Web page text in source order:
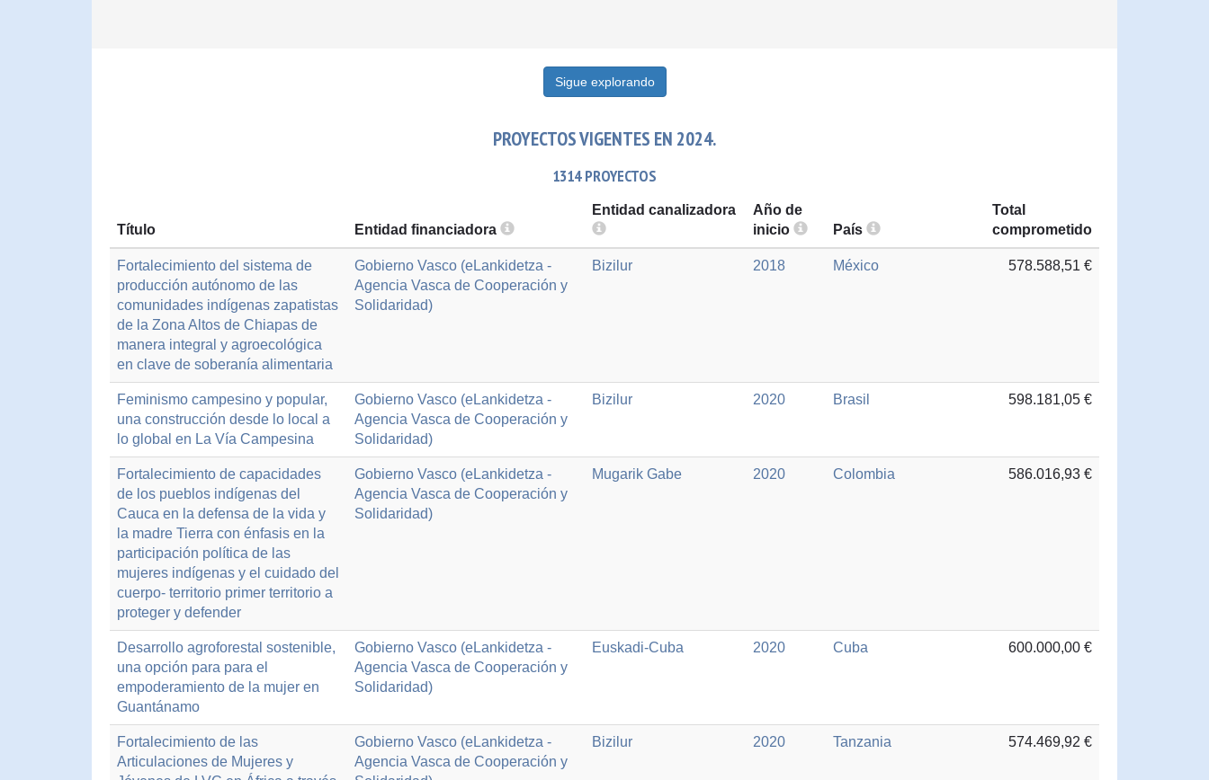
Sigue explorando
PROYECTOS VIGENTES EN 2024.
1314 PROYECTOS
Título Entidad financiadora
Entidad canalizadora
Año de
inicio
País
Total
comprometido
Fortalecimiento del sistema de
producción autónomo de las
comunidades indígenas zapatistas
de la Zona Altos de Chiapas de
manera integral y agroecológica
en clave de soberanía alimentaria
Gobierno Vasco (eLankidetza -
Agencia Vasca de Cooperación y
Solidaridad)
Bizilur 2018 México 578.588,51 €
Feminismo campesino y popular,
una construcción desde lo local a
lo global en La Vía Campesina
Gobierno Vasco (eLankidetza -
Agencia Vasca de Cooperación y
Solidaridad)
Bizilur 2020 Brasil 598.181,05 €
Fortalecimiento de capacidades
de los pueblos indígenas del
Cauca en la defensa de la vida y
la madre Tierra con énfasis en la
participación política de las
mujeres indígenas y el cuidado del
cuerpo- territorio primer territorio a
proteger y defender
Gobierno Vasco (eLankidetza -
Agencia Vasca de Cooperación y
Solidaridad)
Mugarik Gabe 2020 Colombia 586.016,93 €
Desarrollo agroforestal sostenible,
una opción para para el
empoderamiento de la mujer en
Guantánamo
Gobierno Vasco (eLankidetza -
Agencia Vasca de Cooperación y
Solidaridad)
Euskadi-Cuba 2020 Cuba 600.000,00 €
Fortalecimiento de las
Articulaciones de Mujeres y
Gobierno Vasco (eLankidetza -
Agencia Vasca de Cooperación y
Bizilur 2020 Tanzania 574.469,92 €